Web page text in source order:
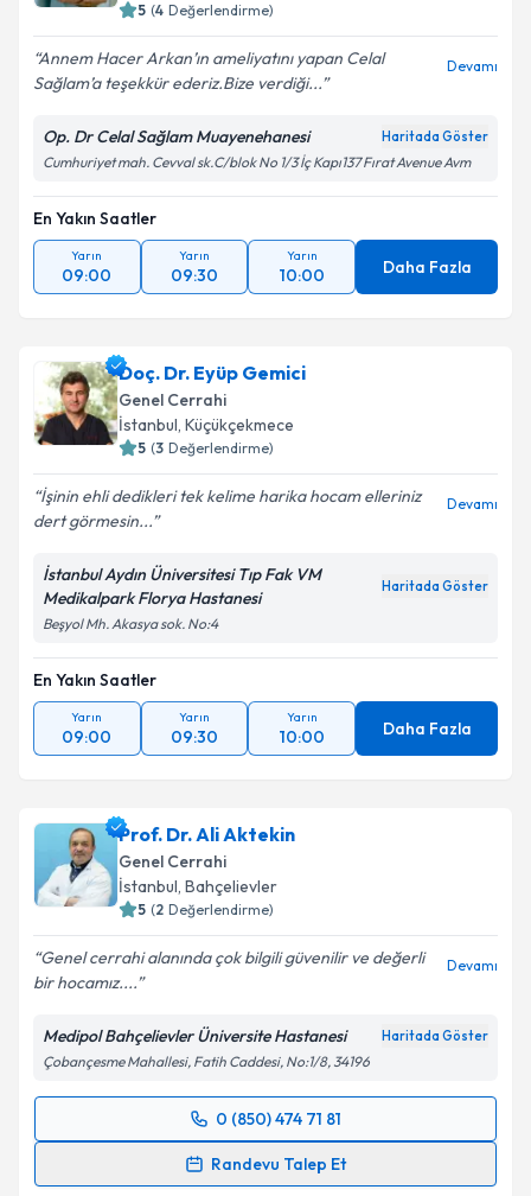
5 (4 Değerlendirme)
Annem Hacer Arkan’ın ameliyatını yapan Celal
Sağlam’a teşekkür ederiz.Bize verdiği...
Devamı
Op. Dr Celal Sağlam Muayenehanesi Haritada Göster
Cumhuriyet mah. Cevval sk.C/blok No 1/3 İç Kapı137 Fırat Avenue Avm
En Yakın Saatler
Yarın
09:00
Yarın
09:30
Yarın
10:00 Daha Fazla
Doç. Dr. Eyüp Gemici
Genel Cerrahi
İstanbul, Küçükçekmece
5 (3 Değerlendirme)
İşinin ehli dedikleri tek kelime harika hocam elleriniz
dert görmesin...
Devamı
İstanbul Aydın Üniversitesi Tıp Fak VM
Medikalpark Florya Hastanesi
Haritada Göster
Beşyol Mh. Akasya sok. No:4
En Yakın Saatler
Yarın
09:00
Yarın
09:30
Yarın
10:00 Daha Fazla
Prof. Dr. Ali Aktekin
Genel Cerrahi
İstanbul, Bahçelievler
5 (2 Değerlendirme)
Genel cerrahi alanında çok bilgili güvenilir ve değerli
bir hocamız....
Devamı
Medipol Bahçelievler Üniversite Hastanesi Haritada Göster
Çobançesme Mahallesi, Fatih Caddesi, No:1/8, 34196
0 (850) 474 71 81
Randevu Talep Et
Randevu Takvimi Talebi